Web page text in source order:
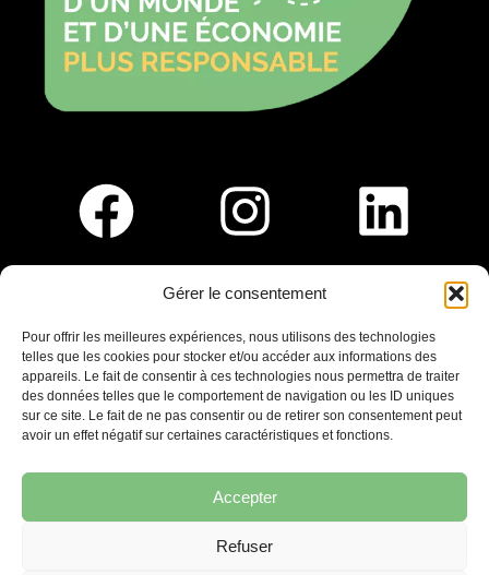
Gérer le consentement
Pour offrir les meilleures expériences, nous utilisons des technologies
telles que les cookies pour stocker et/ou accéder aux informations des
appareils. Le fait de consentir à ces technologies nous permettra de traiter
des données telles que le comportement de navigation ou les ID uniques
sur ce site. Le fait de ne pas consentir ou de retirer son consentement peut
avoir un effet négatif sur certaines caractéristiques et fonctions.
Accepter
Refuser
Saint-Germain-En-Laye
Ligne R2-Nord
Tramway T13
20mins à pied du RER A